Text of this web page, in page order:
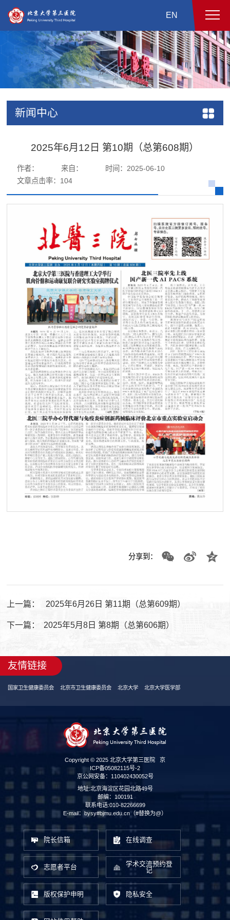
EN
新闻中心
2025年6月12日 第10期（总第608期）
作者： 来自：
时间：2025-06-10
文章点击率： 104
第 2 页
分享到：
上一篇： 2025年6月26日 第11期（总第609期）
下一篇： 2025年5月8日 第8期（总第606期）
友情链接
国家卫生健康委员会 北京市卫生健康委员会 北京大学 北京大学医学部
Copyright © 2025 北京大学第三医院 京
ICP备05082115号-2
京公网安备：110402430052号
地址:北京海淀区花园北路49号
邮编：100191
联系电话:010-82266699
E-mail：bysy#bjmu.edu.cn（#替换为@）
院长信箱 在线调查
志愿者平台
学术交流预约登
记
版权保护申明 隐私安全